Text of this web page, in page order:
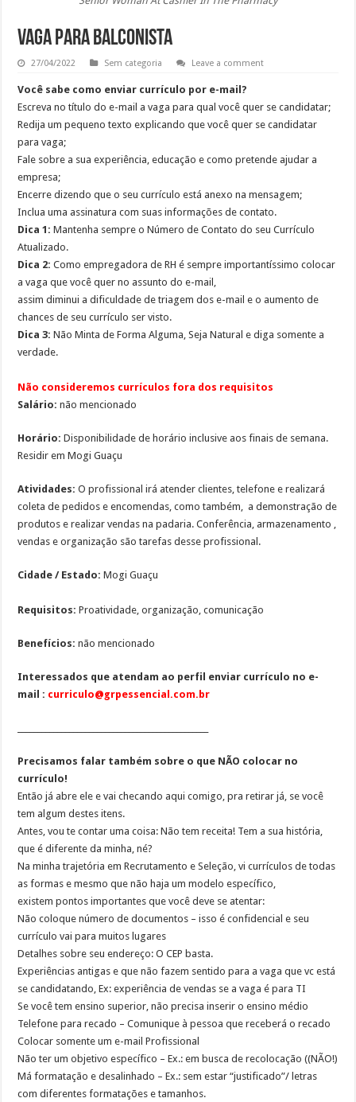
Vaga para Balconista
27/04/2022 Sem categoria Leave a comment
Você sabe como enviar currículo por e-mail?
Escreva no título do e-mail a vaga para qual você quer se candidatar;
Redija um pequeno texto explicando que você quer se candidatar
para vaga;
Fale sobre a sua experiência, educação e como pretende ajudar a
empresa;
Encerre dizendo que o seu currículo está anexo na mensagem;
Inclua uma assinatura com suas informações de contato.
Dica 1: Mantenha sempre o Número de Contato do seu Currículo
Atualizado.
Dica 2: Como empregadora de RH é sempre importantíssimo colocar
a vaga que você quer no assunto do e-mail,
assim diminui a dificuldade de triagem dos e-mail e o aumento de
chances de seu currículo ser visto.
Dica 3: Não Minta de Forma Alguma, Seja Natural e diga somente a
verdade.
Não consideremos currículos fora dos requisitos
Salário:não mencionado
Horário:Disponibilidade de horário inclusive aos finais de semana.
Residir em Mogi Guaçu
Atividades:O profissional irá atender clientes, telefone e realizará
coleta de pedidos e encomendas, como também, a demonstração de
produtos e realizar vendas na padaria. Conferência, armazenamento ,
vendas e organização são tarefas desse profissional.
Cidade / Estado: Mogi Guaçu
Requisitos:Proatividade, organização, comunicação
Benefícios:não mencionado
Interessados que atendam ao perfil enviar currículo no e-
mail : curriculo@grpessencial.com.br
Precisamos falar também sobre o que NÃO colocar no
currículo!
Então já abre ele e vai checando aqui comigo, pra retirar já, se você
tem algum destes itens.
Antes, vou te contar uma coisa: Não tem receita! Tem a sua história,
que é diferente da minha, né?
Na minha trajetória em Recrutamento e Seleção, vi currículos de todas
as formas e mesmo que não haja um modelo específico,
existem pontos importantes que você deve se atentar:
Não coloque número de documentos – isso é confidencial e seu
currículo vai para muitos lugares
Detalhes sobre seu endereço: O CEP basta.
Experiências antigas e que não fazem sentido para a vaga que vc está
se candidatando, Ex: experiência de vendas se a vaga é para TI
Se você tem ensino superior, não precisa inserir o ensino médio
Telefone para recado – Comunique à pessoa que receberá o recado
Colocar somente um e-mail Profissional
Não ter um objetivo específico – Ex.: em busca de recolocação ((NÃO!)
Má formatação e desalinhado – Ex.: sem estar “justificado”/ letras
com diferentes formatações e tamanhos.